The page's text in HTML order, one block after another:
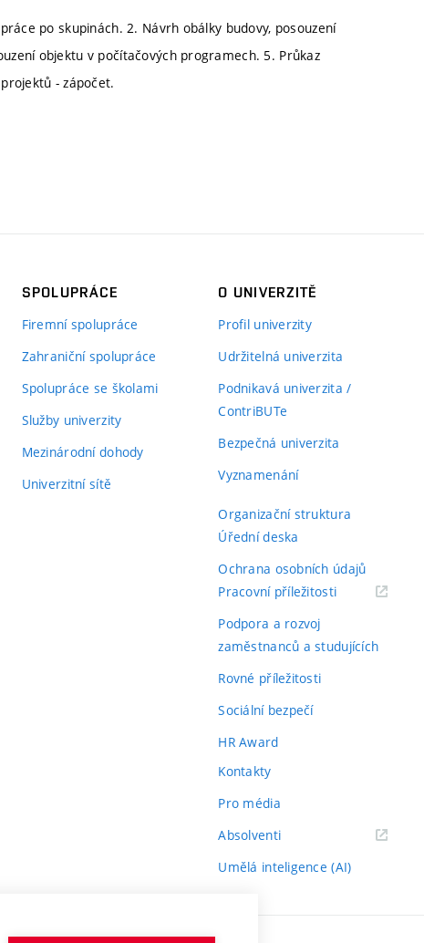
po skupinách. 2. Návrh obálky budovy, posouzení
objektu v počítačových programech. 5. Průkaz
- zápočet.
SPOLUPRÁCE
Firemní spolupráce
Zahraniční spolupráce
Spolupráce se školami
Služby univerzity
Mezinárodní dohody
Univerzitní sítě
O UNIVERZITĚ
Profil univerzity
Udržitelná univerzita
Podnikavá univerzita /
ContriBUTe
Bezpečná univerzita
Vyznamenání
Organizační struktura
Úřední deska
Ochrana osobních údajů
Pracovní příležitosti(externí
Podpora a rozvoj
zaměstnanců a studujících
Rovné příležitosti
Sociální bezpečí
HR Award
Kontakty
Pro média
Absolventi(externí
Umělá inteligence (AI)